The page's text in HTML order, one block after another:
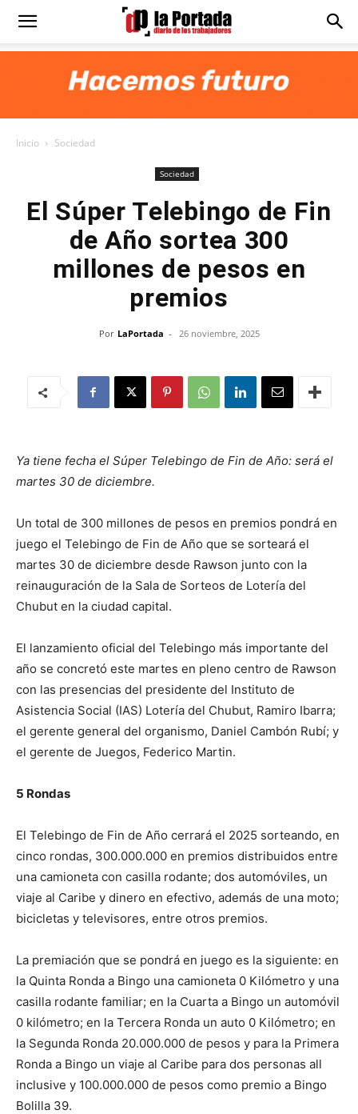
Diario
Inicio Sociedad
Sociedad
El Súper Telebingo de Fin
de Año sortea 300
millones de pesos en
premios
Por LaPortada - 26 noviembre, 2025
Ya tiene fecha el Súper Telebingo de Fin de Año: será el
martes 30 de diciembre.
Un total de 300 millones de pesos en premios pondrá en
juego el Telebingo de Fin de Año que se sorteará el
martes 30 de diciembre desde Rawson junto con la
reinauguración de la Sala de Sorteos de Lotería del
Chubut en la ciudad capital.
El lanzamiento oficial del Telebingo más importante del
año se concretó este martes en pleno centro de Rawson
con las presencias del presidente del Instituto de
Asistencia Social (IAS) Lotería del Chubut, Ramiro Ibarra;
el gerente general del organismo, Daniel Cambón Rubí; y
el gerente de Juegos, Federico Martin.
5 Rondas
El Telebingo de Fin de Año cerrará el 2025 sorteando, en
cinco rondas, 300.000.000 en premios distribuidos entre
una camioneta con casilla rodante; dos automóviles, un
viaje al Caribe y dinero en efectivo, además de una moto;
bicicletas y televisores, entre otros premios.
La premiación que se pondrá en juego es la siguiente: en
la Quinta Ronda a Bingo una camioneta 0 Kilómetro y una
casilla rodante familiar; en la Cuarta a Bingo un automóvil
0 kilómetro; en la Tercera Ronda un auto 0 Kilómetro; en
la Segunda Ronda 20.000.000 de pesos y para la Primera
Ronda a Bingo un viaje al Caribe para dos personas all
inclusive y 100.000.000 de pesos como premio a Bingo
Bolilla 39.